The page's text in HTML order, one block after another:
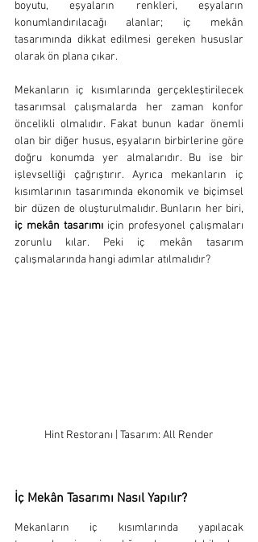
boyutu, eşyaların renkleri, eşyaların
konumlandırılacağı alanlar; iç mekân
tasarımında dikkat edilmesi gereken hususlar
olarak ön plana çıkar.
Mekanların iç kısımlarında gerçekleştirilecek
tasarımsal çalışmalarda her zaman konfor
öncelikli olmalıdır. Fakat bunun kadar önemli
olan bir diğer husus, eşyaların birbirlerine göre
doğru konumda yer almalarıdır. Bu ise bir
işlevselliği çağrıştırır. Ayrıca mekanların iç
kısımlarının tasarımında ekonomik ve biçimsel
iç mekân tasarımı için profesyonel çalışmaları
zorunlu kılar. Peki iç mekân tasarım
çalışmalarında hangi adımlar atılmalıdır?
Hint Restoranı | Tasarım: All Render
İç Mekân Tasarımı Nasıl Yapılır?
Mekanların iç kısımlarında yapılacak